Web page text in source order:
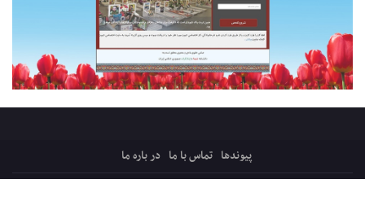
پیوندها تماس با ما در باره ما